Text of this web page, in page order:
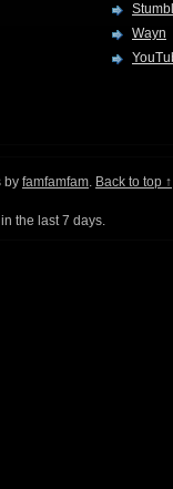
Wayn
by famfamfam. Back to top ↑
the last 7 days.